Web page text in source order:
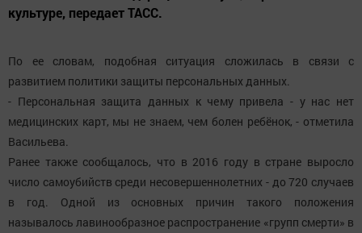
культуре, передает ТАСС.
По ее словам, подобная ситуация сложилась в связи с
развитием политики защиты персональных данных.
- Персональная защита данных к чему привела - у нас нет
медицинских карт, мы не знаем, чем болен ребёнок, - отметила
Васильева.
Ранее также сообщалось, что в 2016 году в стране выросло
число самоубийств среди несовершеннолетних - до 720 случаев
в год. Одной из основных причин такого положения
называлось лавинообразное распространение «групп смерти» в